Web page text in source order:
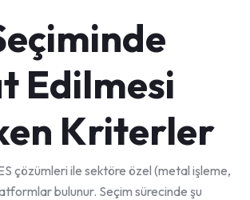
Edilmesi
Kriterler
çözümleri ile sektöre özel (metal işleme,
bulunur. Seçim sürecinde şu